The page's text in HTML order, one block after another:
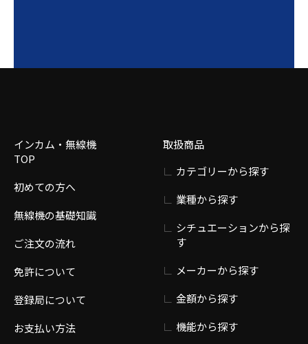
インカム・無線機
TOP
初めての方へ
無線機の基礎知識
ご注文の流れ
免許について
登録局について
お支払い方法
取扱商品
カテゴリーから探す
業種から探す
シチュエーションから探
す
メーカーから探す
金額から探す
機能から探す